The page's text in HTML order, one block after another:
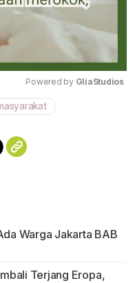
Powered by GliaStudios
Warga Jakarta BAB
Terjang Eropa,